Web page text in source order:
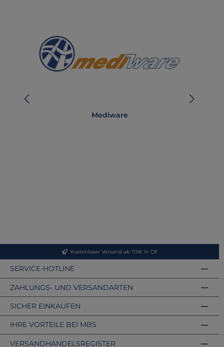
Mediware
Kostenloser Versand ab 119€ in DE
SERVICE-HOTLINE
ZAHLUNGS- UND VERSANDARTEN
VERSANDHANDELSREGISTER
SICHER EINKAUFEN
IHRE VORTEILE BEI MBS